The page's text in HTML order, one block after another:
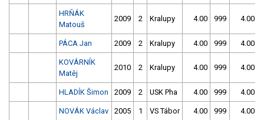
HRŇÁK
Matouš
2009 2 Kralupy 4.00 999 4.00
PÁCA Jan 2009 2 Kralupy 4.00 999 4.00
KOVÁRNÍK
Matěj
2010 2 Kralupy 4.00 999 4.00
HLADÍK Šimon 2009 2 USK Pha 4.00 999 4.00
NOVÁK Václav 2005 1 VS Tábor 4.00 999 4.00